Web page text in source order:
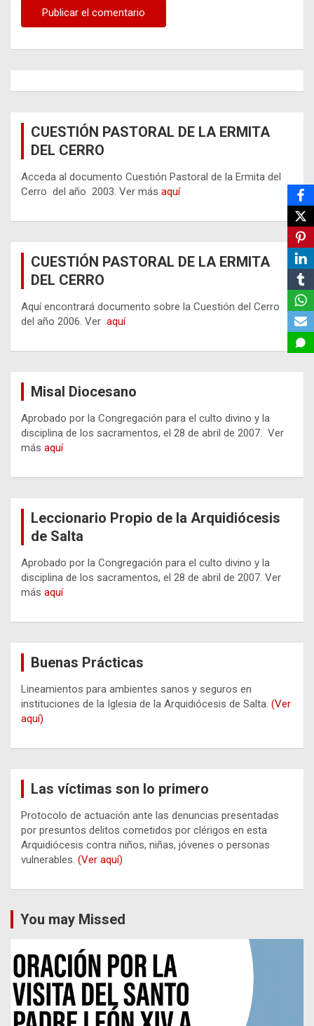
CUESTIÓN PASTORAL DE LA ERMITA
DEL CERRO
Acceda al documento Cuestión Pastoral de la Ermita del
Cerro del año 2003. Ver más aquí
CUESTIÓN PASTORAL DE LA ERMITA
DEL CERRO
Aquí encontrará documento sobre la Cuestión del Cerro
del año 2006. Ver aquí
Misal Diocesano
Aprobado por la Congregación para el culto divino y la
disciplina de los sacramentos, el 28 de abril de 2007. Ver
más aquí
Leccionario Propio de la Arquidiócesis
de Salta
Aprobado por la Congregación para el culto divino y la
disciplina de los sacramentos, el 28 de abril de 2007. Ver
más aquí
Buenas Prácticas
Lineamientos para ambientes sanos y seguros en
instituciones de la Iglesia de la Arquidiócesis de Salta. (Ver
aquí)
Las víctimas son lo primero
Protocolo de actuación ante las denuncias presentadas
por presuntos delitos cometidos por clérigos en esta
Arquidiócesis contra niños, niñas, jóvenes o personas
vulnerables. (Ver aquí)
You may Missed